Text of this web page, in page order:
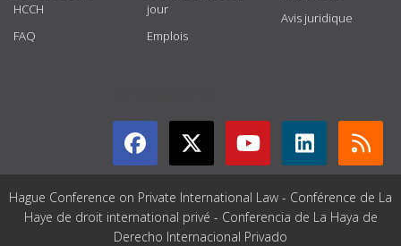
HCCH
FAQ
jour
Emplois
Avis juridique
Hague Conference on Private International Law - Conférence de La
Haye de droit international privé - Conferencia de La Haya de
Derecho Internacional Privado